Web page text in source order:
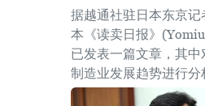
据越通社驻日本东京记
本《读卖日报》
已发表一篇文章，其
制造业发展趋势进行分